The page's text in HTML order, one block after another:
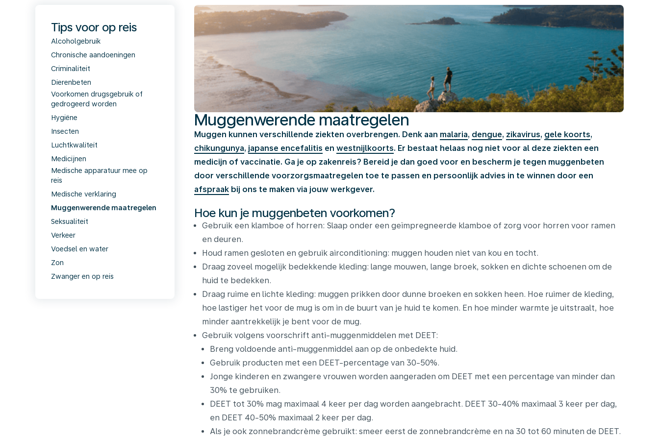
Tips voor op reis
Alcoholgebruik
Chronische aandoeningen
Criminaliteit
Dierenbeten
Voorkomen drugsgebruik of
gedrogeerd worden
Hygiëne
Insecten
Luchtkwaliteit
Medicijnen
Medische apparatuur mee op
reis
Medische verklaring
Muggenwerende maatregelen
Seksualiteit
Verkeer
Voedsel en water
Zon
Zwanger en op reis
Muggenwerende maatregelen
Muggen kunnen verschillende ziekten overbrengen. Denk aan malaria, dengue, zikavirus, gele koorts,
chikungunya, japanse encefalitis en westnijlkoorts. Er bestaat helaas nog niet voor al deze ziekten een
medicijn of vaccinatie. Ga je op zakenreis? Bereid je dan goed voor en bescherm je tegen muggenbeten
door verschillende voorzorgsmaatregelen toe te passen en persoonlijk advies in te winnen door een
afspraak bij ons te maken via jouw werkgever.
Hoe kun je muggenbeten voorkomen?
Gebruik een klamboe of horren: Slaap onder een geïmpregneerde klamboe of zorg voor horren voor ramen
en deuren.
Houd ramen gesloten en gebruik airconditioning: muggen houden niet van kou en tocht.
Draag zoveel mogelijk bedekkende kleding: lange mouwen, lange broek, sokken en dichte schoenen om de
huid te bedekken.
Draag ruime en lichte kleding: muggen prikken door dunne broeken en sokken heen. Hoe ruimer de kleding,
hoe lastiger het voor de mug is om in de buurt van je huid te komen. En hoe minder warmte je uitstraalt, hoe
minder aantrekkelijk je bent voor de mug.
Gebruik volgens voorschrift anti-muggenmiddelen met DEET:
Breng voldoende anti-muggenmiddel aan op de onbedekte huid.
Gebruik producten met een DEET-percentage van 30-50%.
Jonge kinderen en zwangere vrouwen worden aangeraden om DEET met een percentage van minder dan
30% te gebruiken.
DEET tot 30% mag maximaal 4 keer per dag worden aangebracht. DEET 30-40% maximaal 3 keer per dag,
en DEET 40-50% maximaal 2 keer per dag.
Als je ook zonnebrandcrème gebruikt: smeer eerst de zonnebrandcrème en na 30 tot 60 minuten de DEET.